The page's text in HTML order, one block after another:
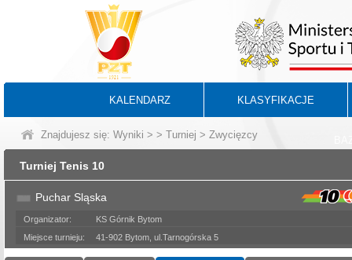
KALENDARZ KLASYFIKACJE
Znajdujesz się: Wyniki > > Turniej > Zwycięzcy
Turniej Tenis 10
Puchar Sląska
Organizator:
KS Górnik Bytom
Miejsce turnieju:
41-902 Bytom, ul.Tarnogórska 5